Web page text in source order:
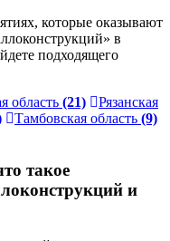
которые оказывают
в
подходящего
область (21)
Рязанская
Тамбовская область (9)
такое
и